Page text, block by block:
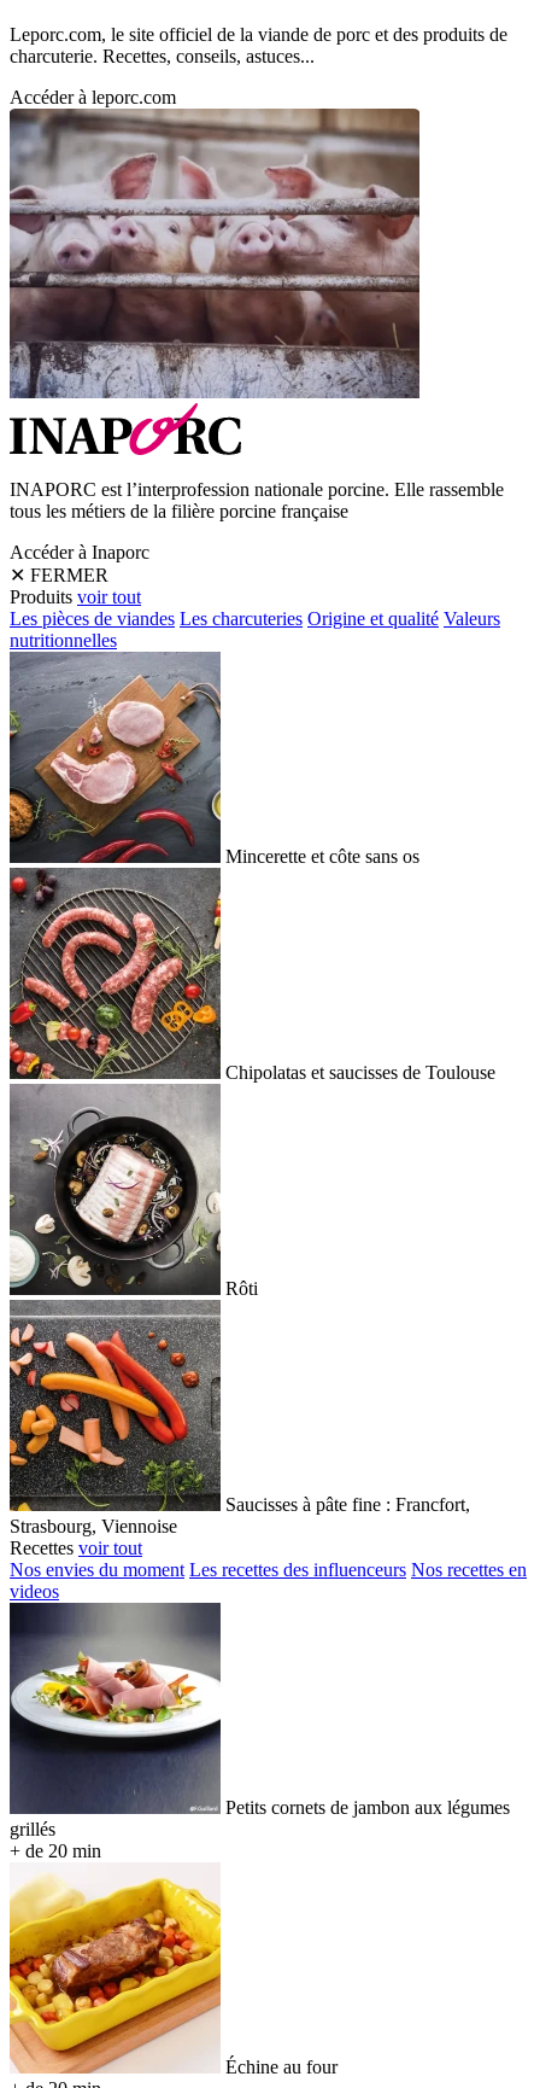
Leporc.com, le site officiel de la viande de porc et des produits de
charcuterie. Recettes, conseils, astuces...
Accéder à leporc.com
INAPORC est l’interprofession nationale porcine. Elle rassemble
tous les métiers de la filière porcine française
Accéder à Inaporc
✕ FERMER
Produits voir tout
Les pièces de viandes Les charcuteries Origine et qualité Valeurs
nutritionnelles
Mincerette et côte sans os
Chipolatas et saucisses de Toulouse
Rôti
Saucisses à pâte fine : Francfort,
Strasbourg, Viennoise
Recettes voir tout
Nos envies du moment Les recettes des influenceurs Nos recettes en
videos
Petits cornets de jambon aux légumes
grillés
+ de 20 min
Échine au four